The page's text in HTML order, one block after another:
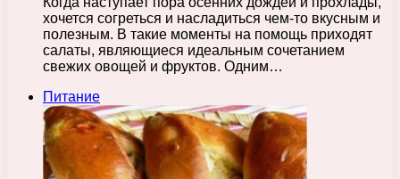
хочется согреться и насладиться чем-то вкусным и
полезным. В такие моменты на помощь приходят
салаты, являющиеся идеальным сочетанием
свежих овощей и фруктов. Одним…
Питание